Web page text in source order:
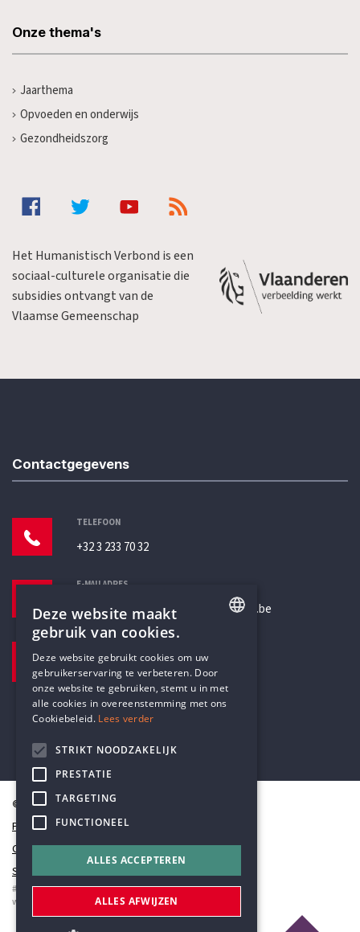
Onze thema's
Jaarthema
Opvoeden en onderwijs
Gezondheidszorg
Het Humanistisch Verbond is een
sociaal-culturele organisatie die
subsidies ontvangt van de
Vlaamse Gemeenschap
Contactgegevens
TELEFOON
+32 3 233 70 32
E-MAILADRES
secretariaat@humanistischverbond.be
Pottenbrug 4
Antwerpen, 2000
© Humanistisch Verbond 2026
Privacy
Cookiestatement
Sitemap
#codedwithlove byCodelines
webapplicaties
mobiele apps&maatwerk websites
DUTCH
Deze website maakt
gebruik van cookies.
Deze website gebruikt cookies om uw
gebruikerservaring te verbeteren. Door
onze website te gebruiken, stemt u in met
alle cookies in overeenstemming met ons
Cookiebeleid. Lees verder
STRIKT NOODZAKELIJK
PRESTATIE
TARGETING
FUNCTIONEEL
ALLES ACCEPTEREN
ALLES AFWIJZEN